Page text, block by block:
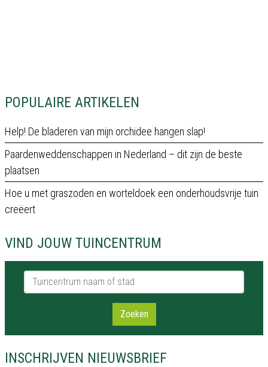
POPULAIRE ARTIKELEN
Help! De bladeren van mijn orchidee hangen slap!
Paardenweddenschappen in Nederland – dit zijn de beste
plaatsen
Hoe u met graszoden en worteldoek een onderhoudsvrije tuin
creëert
VIND JOUW TUINCENTRUM
Tuincentrum naam of stad
Zoeken
INSCHRIJVEN NIEUWSBRIEF